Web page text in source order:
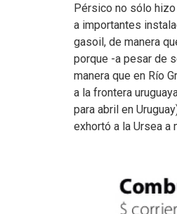
Pérsico no sólo
a importantes
gasoil, de manera
porque -a pesar de
manera que en Río
a la frontera
para abril en
exhortó a la Ursea a